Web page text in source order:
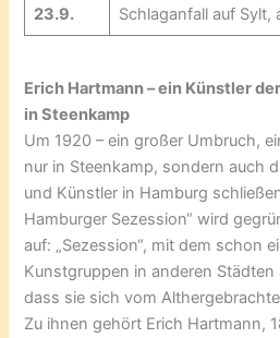
23.9.
Schlaganfall auf Sylt,
Erich Hartmann – ein Künstler
in Steenkamp
Um 1920 – ein großer Umbruch,
nur in Steenkamp, sondern auch
und Künstler in Hamburg
Hamburger Sezession“ wird
auf: „Sezession“, mit dem schon
Kunstgruppen in anderen
dass sie sich vom
Zu ihnen gehört Erich Hartmann,